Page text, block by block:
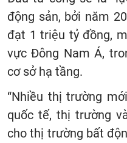
động sản, bởi năm
đạt 1 triệu tỷ đồng,
vực Đông Nam Á,
cơ sở hạ tầng.
“Nhiều thị trường
quốc tế, thị trường
cho thị trường bất